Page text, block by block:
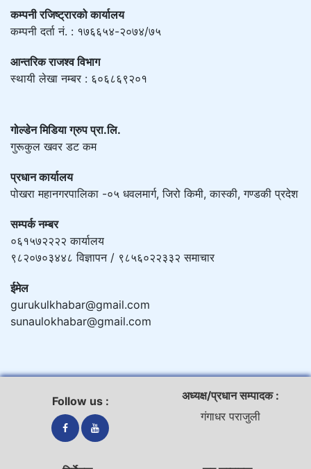
कम्पनी रजिष्ट्रारको कार्यालय
कम्पनी दर्ता नं. : १७६६५४-२०७४/७५
आन्तरिक राजश्व विभाग
स्थायी लेखा नम्बर : ६०६८६९२०१
गोल्डेन मिडिया ग्रुप प्रा.लि.
गुरूकुल खवर डट कम
प्रधान कार्यालय
पोखरा महानगरपालिका -०५ धवलमार्ग, जिरो किमी, कास्की, गण्डकी प्रदेश
सम्पर्क नम्बर
०६१५७२२२२ कार्यालय
९८२०७०३४४८ विज्ञापन / ९८५६०२२३३२ समाचार
ईमेल
gurukulkhabar@gmail.com
sunaulokhabar@gmail.com
Follow us :
अध्यक्ष/प्रधान सम्पादक :
गंगाधर पराजुली